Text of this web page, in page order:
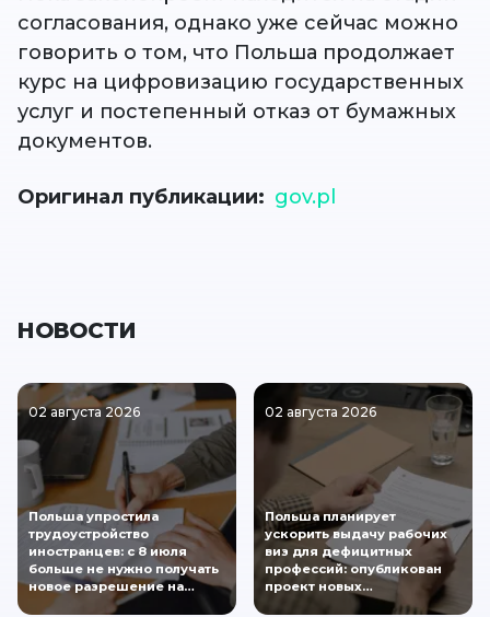
согласования, однако уже сейчас можно
говорить о том, что Польша продолжает
курс на цифровизацию государственных
услуг и постепенный отказ от бумажных
документов.
Оригинал публикации gov.pl
НОВОСТИ
02 августа 2026
Польша упростила
трудоустройство
иностранцев: с 8 июля
больше не нужно получать
новое разрешение на…
02 августа 2026
Польша планирует
ускорить выдачу рабочих
виз для дефицитных
профессий: опубликован
проект новых…